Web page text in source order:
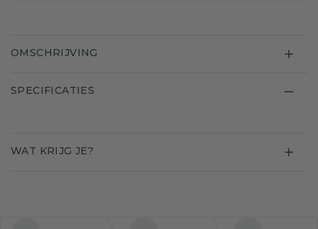
OMSCHRIJVING
SPECIFICATIES
WAT KRIJG JE?